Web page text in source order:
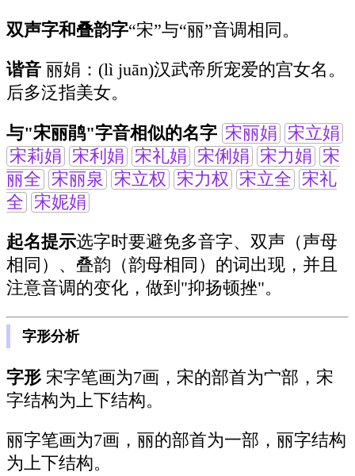
双声字和叠韵字“宋”与“丽”音调相同。
谐音 丽娟：(lì juān)汉武帝所宠爱的宫女名。
后多泛指美女。
与"宋丽鹃"字音相似的名字 宋丽娟
宋立娟
宋莉娟
宋利娟 宋礼娟 宋俐娟 宋力娟
宋
丽全
宋丽泉 宋立权 宋力权 宋立全
宋礼
全
宋妮娟
起名提示选字时要避免多音字、双声（声母
相同）、叠韵（韵母相同）的词出现，并且
注意音调的变化，做到"抑扬顿挫"。
字形分析
字形 宋字笔画为7画，宋的部首为宀部，宋
字结构为上下结构。
丽字笔画为7画，丽的部首为一部，丽字结构
为上下结构。